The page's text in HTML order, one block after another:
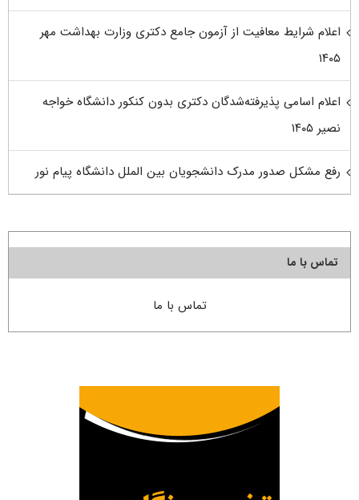
اعلام شرایط معافیت از آزمون جامع دکتری وزارت بهداشت مهر
۱۴۰۵
اعلام اسامی پذیرفته‌شدگان دکتری بدون کنکور دانشگاه خواجه
نصیر ۱۴۰۵
رفع مشکل صدور مدرک دانشجویان بین الملل دانشگاه پیام نور
تماس با ما
تماس با ما